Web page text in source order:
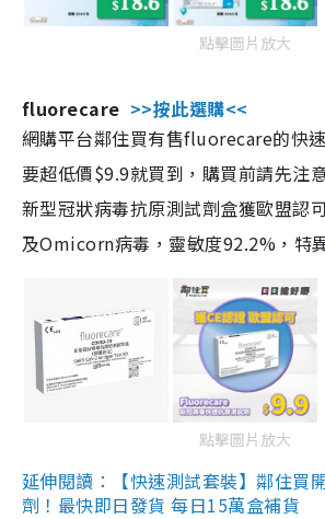
點擊圖片放大
fluorecare >>按此選購<<
網購平台鄰住買有售fluorecare的快
要超低價$9.9就買到，購買前請先注
新型冠狀病毒抗原測試劑盒獲歐盟認
及Omicorn病毒，靈敏度92.2%，特
點擊圖片放大
延伸閱讀：【快速測試套裝】鄰住買
劑！最快即日發貨 每日15萬盒補貨